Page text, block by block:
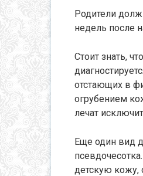
Родители
недель после
Стоит знать,
отстающих в
огрубением
лечат
Еще один вид
детскую кожу,